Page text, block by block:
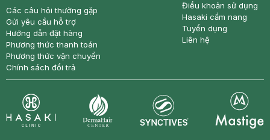
Các câu hỏi thường gặp
Gửi yêu cầu hỗ trợ
Hướng dẫn đặt hàng
Phương thức thanh toán
Phương thức vận chuyển
Chính sách đổi trả
Điều khoản sử dụng
Hasaki cẩm nang
Tuyển dụng
Liên hệ